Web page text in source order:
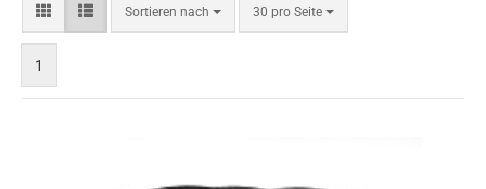
Sortieren nach
Sortieren
nach
30 pro Seite
pro Seite
1